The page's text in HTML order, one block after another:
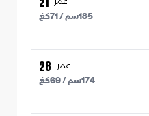
185سم /71كغ
عمر 28
174سم /69كغ